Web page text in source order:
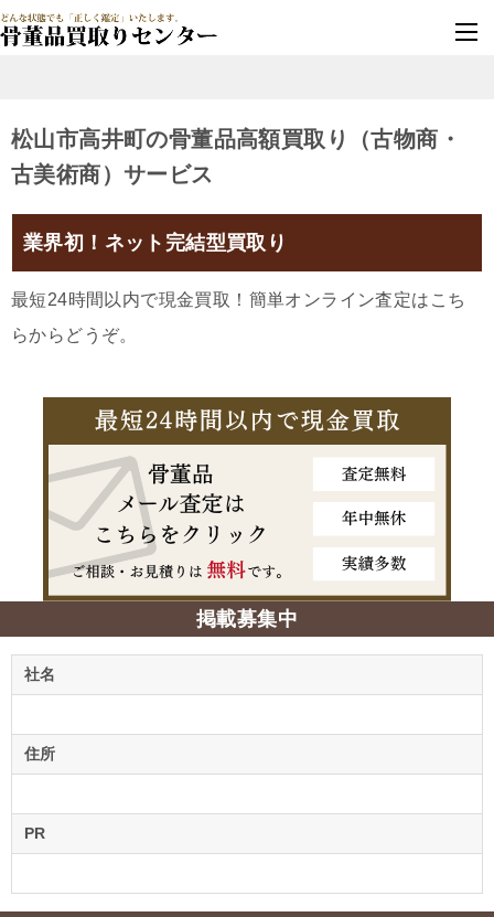
松山市高井町の骨董品高額買取り（古物商・
古美術商）サービス
業界初！ネット完結型買取り
最短24時間以内で現金買取！簡単オンライン査定はこち
らからどうぞ。
掲載募集中
社名
住所
PR